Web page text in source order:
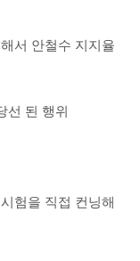
서 안철수 지지율
된 행위
험을 직접 컨닝해